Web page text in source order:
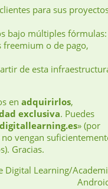
para sus
bajo múltiples fórmulas:
o de pago,
de esta
en adquirirlos,
exclusiva. Puedes
» (por
vengan
Gracias.
Digital Learning/